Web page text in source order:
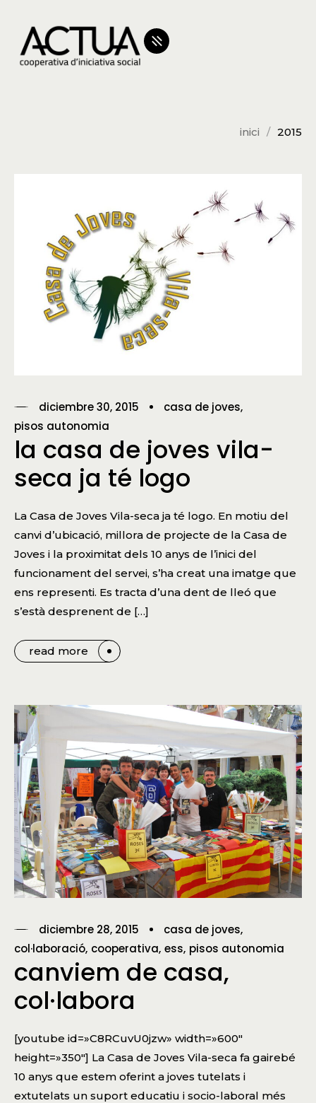
inici 2015
diciembre 30, 2015
casa de joves
pisos autonomia
la casa de joves vila-
seca ja té logo
La Casa de Joves Vila-seca ja té logo. En motiu del
canvi d’ubicació, millora de projecte de la Casa de
Joves i la proximitat dels 10 anys de l’inici del
funcionament del servei, s’ha creat una imatge que
ens representi. Es tracta d’una dent de lleó que
s’està desprenent de […]
read more
diciembre 28, 2015
casa de joves
col·laboració cooperativa ess pisos autonomia
canviem de casa,
col·labora
[youtube id=»C8RCuvU0jzw» width=»600″
height=»350″] La Casa de Joves Vila-seca fa gairebé
10 anys que estem oferint a joves tutelats i
extutelats un suport educatiu i socio-laboral més